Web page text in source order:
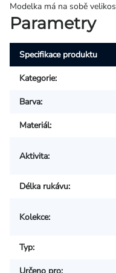
Modelka má na sobě
Parametry
Specifikace produktu
Kategorie:
Barva:
Materiál:
Aktivita:
Délka rukávu:
Kolekce:
Typ: